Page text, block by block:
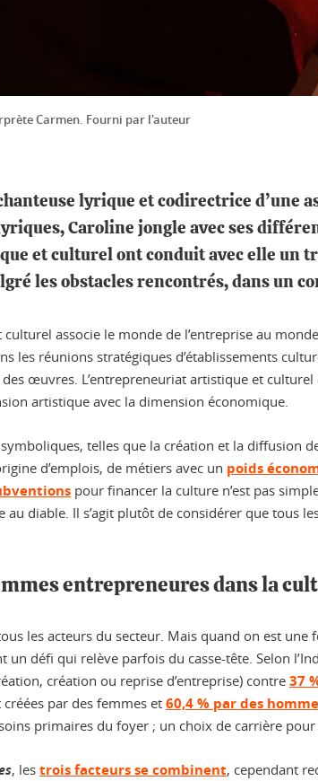
Carmen. Fourni par l'auteur
lyrique et codirectrice d’une
Caroline jongle avec ses
et culturel ont conduit avec elle un
les obstacles rencontrés, dans un
culturel associe le monde de l’entreprise au
les réunions stratégiques d’établissements
œuvres. L’entrepreneuriat artistique et
artistique avec la dimension économique.
telles que la création et la diffusion
d’emplois, de métiers avec un poids
pour financer la culture n’est pas
au diable. Il s’agit plutôt de considérer que tous
entrepreneures dans la
les acteurs du secteur. Mais quand on est
un défi qui relève parfois du casse-tête. Selon
création ou reprise d’entreprise) contre 37
par des femmes et60,4 % par des
primaires du foyer ; un choix de carrière
, les trois facteurs se combinent, cependant